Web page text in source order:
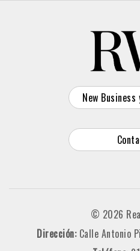
New
© 2026
Dirección: Calle Antonio